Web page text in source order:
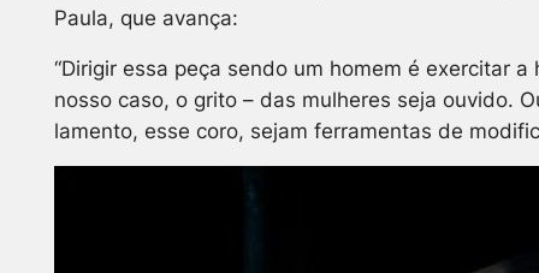
Paula, que avança:
“Dirigir essa peça sendo um homem é exercitar
nosso caso, o grito – das mulheres seja ouvido.
lamento, esse coro, sejam ferramentas de